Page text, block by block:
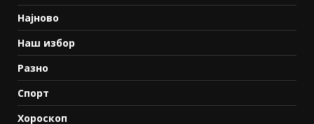
Најново
Наш избор
Разно
Спорт
Хороскоп